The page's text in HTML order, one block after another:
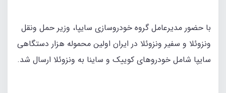
با حضور مدیرعامل گروه خودروسازی سایپا، وزیر حمل ونقل
ونزوئلا و سفیر ونزوئلا در ایران اولین محموله هزار دستگاهی
سایپا شامل خودروهای کوییک و ساینا به ونزوئلا ارسال شد.